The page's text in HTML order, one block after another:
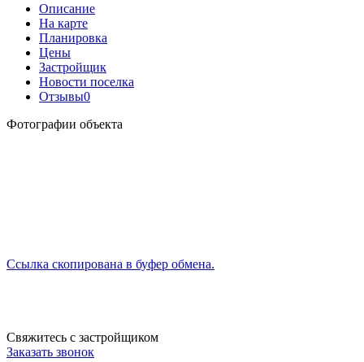
Описание
На карте
Планировка
Цены
Застройщик
Новости поселка
Отзывы0
Фотографии объекта
Ссылка скопирована в буфер обмена.
Свяжитесь с застройщиком
Заказать звонок